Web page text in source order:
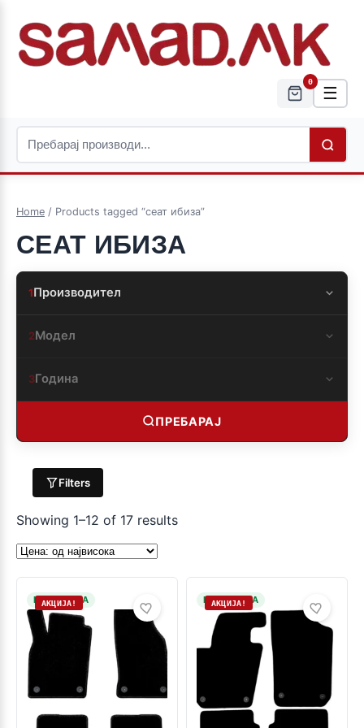
0
☰
Home / Products tagged “сеат ибиза”
СЕАТ ИБИЗА
1Производител
2Модел
3Година
ПРЕБАРАЈ
Filters
Showing 1–12 of 17 results
НА ЗАЛИХА
АКЦИЈА! НА ЗАЛИХА
АКЦИЈА!